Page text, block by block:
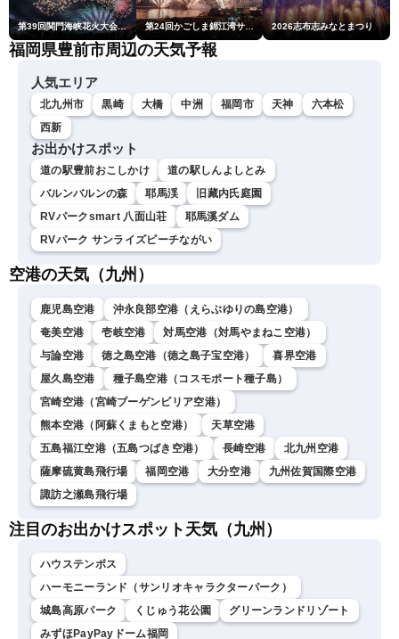
第39回関門海峡花火大会(門司側) 第24回かごしま錦江湾サマーナイト大花火大会 2026志布志みなとまつり
福岡県豊前市周辺の天気予報
人気エリア
北九州市 黒崎 大橋 中洲 福岡市 天神
六本松
西新
お出かけスポット
道の駅豊前おこしかけ
道の駅しんよしとみ
バルンバルンの森
耶馬渓
旧藏内氏庭園
RVパークsmart 八面山荘
耶馬溪ダム
RVパーク サンライズビーチながい
空港の天気（九州）
鹿児島空港
沖永良部空港（えらぶゆりの島空港）
奄美空港
壱岐空港
対馬空港（対馬やまねこ空港）
与論空港
徳之島空港（徳之島子宝空港）
喜界空港
屋久島空港
種子島空港（コスモポート種子島）
宮崎空港（宮崎ブーゲンビリア空港）
熊本空港（阿蘇くまもと空港）
天草空港
五島福江空港（五島つばき空港）
長崎空港
北九州空港
薩摩硫黄島飛行場
福岡空港 大分空港
九州佐賀国際空港
諏訪之瀬島飛行場
注目のお出かけスポット天気（九州）
ハウステンボス
ハーモニーランド（サンリオキャラクターパーク）
城島高原パーク
くじゅう花公園
グリーンランドリゾート
みずほPayPayドーム福岡